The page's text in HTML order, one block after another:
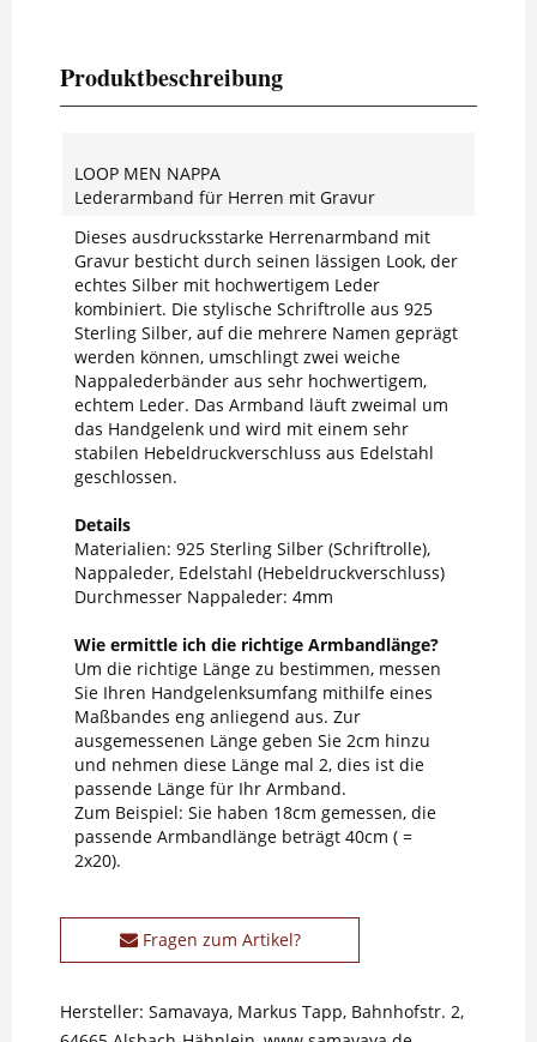
Produktbeschreibung
LOOP MEN NAPPA
Lederarmband für Herren mit Gravur
Dieses ausdrucksstarke Herrenarmband mit
Gravur besticht durch seinen lässigen Look, der
echtes Silber mit hochwertigem Leder
kombiniert. Die stylische Schriftrolle aus 925
Sterling Silber, auf die mehrere Namen geprägt
werden können, umschlingt zwei weiche
Nappalederbänder aus sehr hochwertigem,
echtem Leder. Das Armband läuft zweimal um
das Handgelenk und wird mit einem sehr
stabilen Hebeldruckverschluss aus Edelstahl
geschlossen.
Details
Materialien: 925 Sterling Silber (Schriftrolle),
Nappaleder, Edelstahl (Hebeldruckverschluss)
Durchmesser Nappaleder: 4mm
Wie ermittle ich die richtige Armbandlänge?
Um die richtige Länge zu bestimmen, messen
Sie Ihren Handgelenksumfang mithilfe eines
Maßbandes eng anliegend aus. Zur
ausgemessenen Länge geben Sie 2cm hinzu
und nehmen diese Länge mal 2, dies ist die
passende Länge für Ihr Armband.
Zum Beispiel: Sie haben 18cm gemessen, die
passende Armbandlänge beträgt 40cm ( =
2x20).
Fragen zum Artikel?
Hersteller: Samavaya, Markus Tapp, Bahnhofstr. 2,